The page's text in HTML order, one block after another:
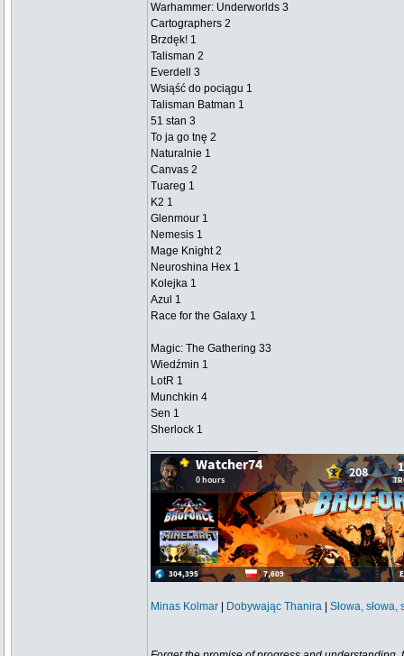
Warhammer: Underworlds 3
Cartographers 2
Brzdęk! 1
Talisman 2
Everdell 3
Wsiąść do pociągu 1
Talisman Batman 1
51 stan 3
To ja go tnę 2
Naturalnie 1
Canvas 2
Tuareg 1
K2 1
Glenmour 1
Nemesis 1
Mage Knight 2
Neuroshina Hex 1
Kolejka 1
Azul 1
Race for the Galaxy 1
Magic: The Gathering 33
Wiedźmin 1
LotR 1
Munchkin 4
Sen 1
Sherlock 1
Minas Kolmar Dobywając Thanira Słowa, słowa,